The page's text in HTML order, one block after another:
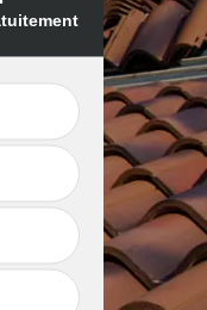
Couvreur zingueur
21